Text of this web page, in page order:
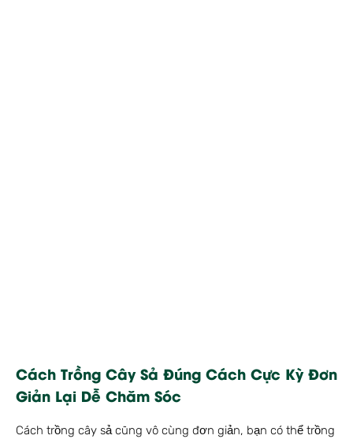
Cách Trồng Cây Sả Đúng Cách Cực Kỳ Đơn
Giản Lại Dễ Chăm Sóc
Cách trồng cây sả cũng vô cùng đơn giản, bạn có thể trồng